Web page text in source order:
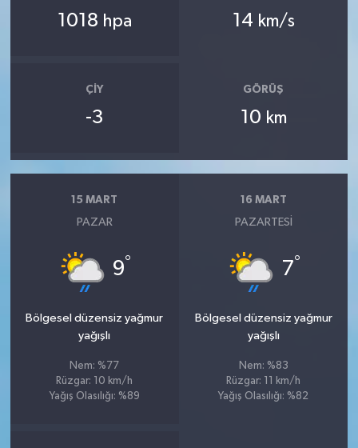
1018 hpa 14 km/s
ÇIY
-3
GÖRÜŞ
10 km
15 MART
PAZAR
9°
Bölgesel düzensiz yağmur
yağışlı
Nem: %77
Rüzgar: 10 km/h
Yağış Olasılığı: %89
16 MART
PAZARTESI
7°
Bölgesel düzensiz yağmur
yağışlı
Nem: %83
Rüzgar: 11 km/h
Yağış Olasılığı: %82